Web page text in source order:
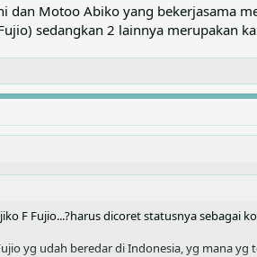
dan Motoo Abiko yang bekerjasama
sedangkan 2 lainnya merupakan
F Fujio...?harus dicoret statusnya sebagai
yg udah beredar di Indonesia, yg mana